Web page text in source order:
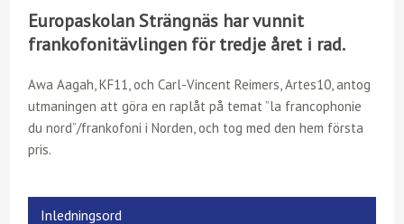
Europaskolan Strängnäs har vunnit
frankofonitävlingen för tredje året i rad.
Awa Aagah, KF11, och Carl-Vincent Reimers, Artes10, antog
utmaningen att göra en raplåt på temat ”la francophonie
du nord”/frankofoni i Norden, och tog med den hem första
pris.
Inledningsord